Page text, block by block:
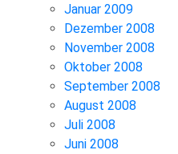
Januar 2009
Dezember 2008
November 2008
Oktober 2008
September 2008
August 2008
Juli 2008
Juni 2008